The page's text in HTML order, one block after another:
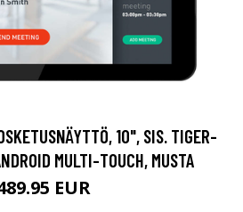
10", SIS. TIGER-
MULTI-TOUCH, MUSTA
EUR